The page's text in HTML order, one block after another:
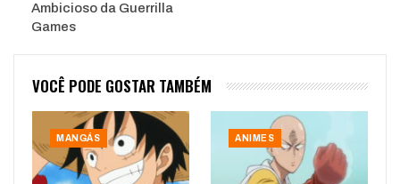
Ambicioso da Guerrilla
Games
VOCÊ PODE GOSTAR TAMBÉM
MANGÁS ANIMES